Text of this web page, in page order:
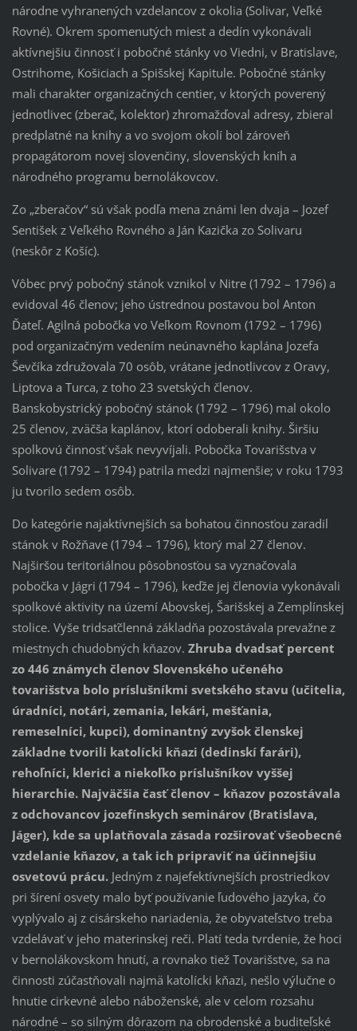
národne vyhranených vzdelancov z okolia (Solivar, Veľké
Rovné). Okrem spomenutých miest a dedín vykonávali
aktívnejšiu činnosť i pobočné stánky vo Viedni, v Bratislave,
Ostrihome, Košiciach a Spišskej Kapitule. Pobočné stánky
mali charakter organizačných centier, v ktorých poverený
jednotlivec (zberač, kolektor) zhromažďoval adresy, zbieral
predplatné na knihy a vo svojom okolí bol zároveň
propagátorom novej slovenčiny, slovenských kníh a
národného programu bernolákovcov.
Zo „zberačov“ sú však podľa mena známi len dvaja – Jozef
Sentišek z Veľkého Rovného a Ján Kazička zo Solivaru
(neskôr z Košíc).
Vôbec prvý pobočný stánok vznikol v Nitre (1792 – 1796) a
evidoval 46 členov; jeho ústrednou postavou bol Anton
Ďateľ. Agilná pobočka vo Veľkom Rovnom (1792 – 1796)
pod organizačným vedením neúnavného kaplána Jozefa
Ševčíka združovala 70 osôb, vrátane jednotlivcov z Oravy,
Liptova a Turca, z toho 23 svetských členov.
Banskobystrický pobočný stánok (1792 – 1796) mal okolo
25 členov, zväčša kaplánov, ktorí odoberali knihy. Širšiu
spolkovú činnosť však nevyvíjali. Pobočka Tovarišstva v
Solivare (1792 – 1794) patrila medzi najmenšie; v roku 1793
ju tvorilo sedem osôb.
Do kategórie najaktívnejších sa bohatou činnosťou zaradil
stánok v Rožňave (1794 – 1796), ktorý mal 27 členov.
Najširšou teritoriálnou pôsobnosťou sa vyznačovala
pobočka v Jágri (1794 – 1796), keďže jej členovia vykonávali
spolkové aktivity na území Abovskej, Šarišskej a Zemplínskej
stolice. Vyše tridsaťčlenná základňa pozostávala prevažne z
miestnych chudobných kňazov. Zhruba dvadsať percent
zo 446 známych členov Slovenského učeného
tovarišstva bolo príslušníkmi svetského stavu (učitelia,
úradníci, notári, zemania, lekári, mešťania,
remeselníci, kupci), dominantný zvyšok členskej
základne tvorili katolícki kňazi (dedinskí farári),
rehoľníci, klerici a niekoľko príslušníkov vyššej
hierarchie. Najväčšia časť členov – kňazov pozostávala
z odchovancov jozefínskych seminárov (Bratislava,
Jáger), kde sa uplatňovala zásada rozširovať všeobecné
vzdelanie kňazov, a tak ich pripraviť na účinnejšiu
osvetovú prácu.Jedným z najefektívnejších prostriedkov
pri šírení osvety malo byť používanie ľudového jazyka, čo
vyplývalo aj z cisárskeho nariadenia, že obyvateľstvo treba
vzdelávať v jeho materinskej reči. Platí teda tvrdenie, že hoci
v bernolákovskom hnutí, a rovnako tiež Tovarišstve, sa na
činnosti zúčastňovali najmä katolícki kňazi, nešlo výlučne o
hnutie cirkevné alebo náboženské, ale v celom rozsahu
národné – so silným dôrazom na obrodenské a buditeľské